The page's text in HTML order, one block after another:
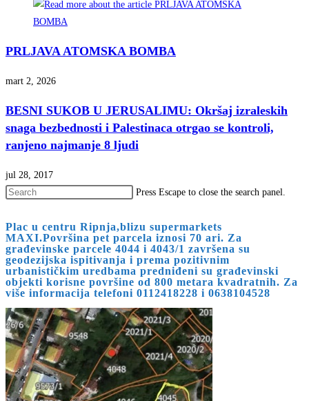
PRLJAVA ATOMSKA BOMBA
mart 2, 2026
BESNI SUKOB U JERUSALIMU: Okršaj izraleskih
snaga bezbednosti i Palestinaca otrgao se kontroli,
ranjeno najmanje 8 ljudi
jul 28, 2017
Press Escape to close the search panel.
Plac u centru Ripnja,blizu supermarkets
MAXI.Površina pet parcela iznosi 70 ari. Za
građevinske parcele 4044 i 4043/1 završena su
geodezijska ispitivanja i prema pozitivnim
urbanističkim uredbama predniđeni su građevinski
objekti korisne površine od 800 metara kvadratnih. Za
više informacija telefoni 0112418228 i 0638104528